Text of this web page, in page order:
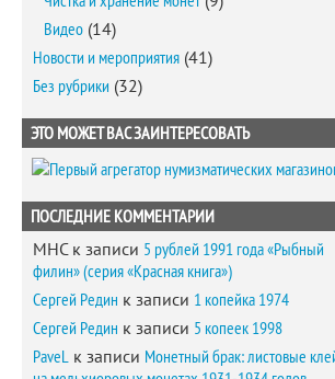
Видео (14)
Новости и мероприятия (41)
Без рубрики (32)
ЭТО МОЖЕТ ВАС ЗАИНТЕРЕСОВАТЬ
ПОСЛЕДНИЕ КОММЕНТАРИИ
MHCк записи 5 рублей 1991 года «Рыбный
филин» (серия «Красная книга»)
Сергей Редин к записи 1 копейка 1974
Сергей Редин к записи 5 копеек 1998
PaveL к записи Монетный брак: листовые